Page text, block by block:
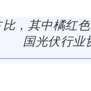
，其中橘红
国光伏行业